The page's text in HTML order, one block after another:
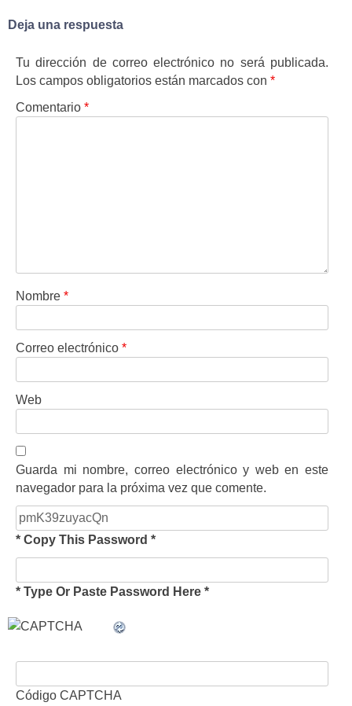
Deja una respuesta
Tu dirección de correo electrónico no será publicada.
Los campos obligatorios están marcados con *
Comentario *
Nombre *
Correo electrónico *
Web
Guarda mi nombre, correo electrónico y web en este
navegador para la próxima vez que comente.
* Copy This Password *
* Type Or Paste Password Here *
Código CAPTCHA